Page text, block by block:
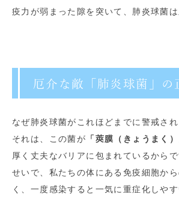
疫力が弱まった隙を突いて、肺炎球菌は
厄介な敵「肺炎球菌」の
なぜ肺炎球菌がこれほどまでに警戒され
それは、この菌が 「莢膜（きょうまく）
厚く丈夫なバリアに包まれているから
せいで、私たちの体にある免疫細胞から
く、一度感染すると一気に重症化しや